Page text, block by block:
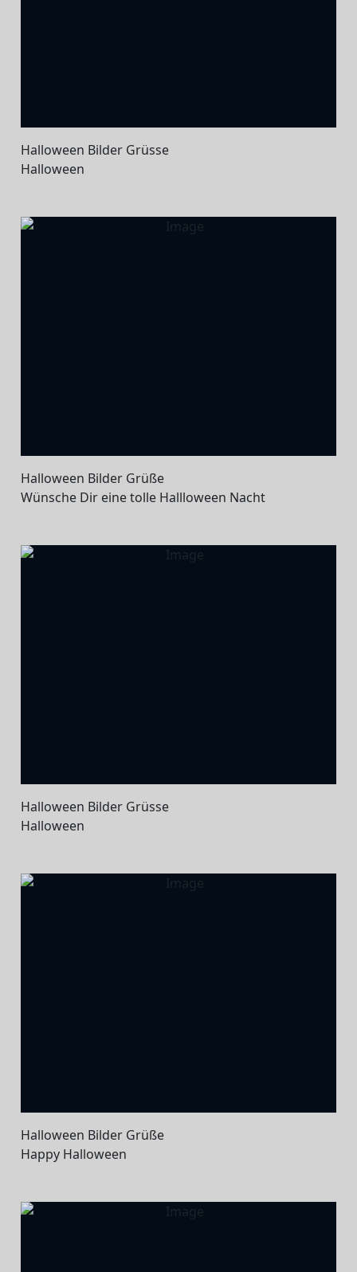
Halloween Bilder Grüsse
Halloween
Halloween Bilder Grüße
Wünsche Dir eine tolle Hallloween Nacht
Halloween Bilder Grüsse
Halloween
Halloween Bilder Grüße
Happy Halloween